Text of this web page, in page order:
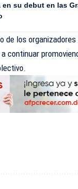
en su debut en las
de los
continuar